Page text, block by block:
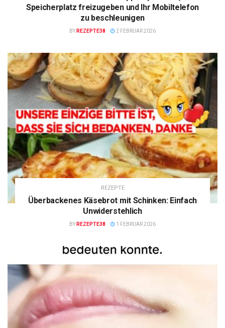
Speicherplatz freizugeben und Ihr Mobiltelefon
zu beschleunigen
BY REZEPTE38 2 FEBRUAR 2026
REZEPTE
Überbackenes Käsebrot mit Schinken: Einfach
Unwiderstehlich
BY REZEPTE38 1 FEBRUAR 2026